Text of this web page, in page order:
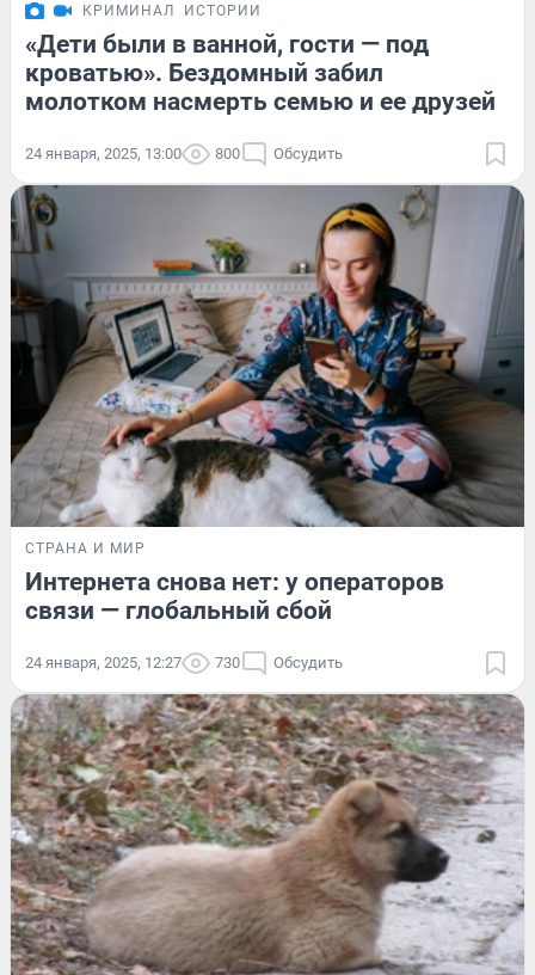
КРИМИНАЛ ИСТОРИИ
«Дети были в ванной, гости — под
кроватью». Бездомный забил
молотком насмерть семью и ее друзей
24 января, 2025, 13:00 800 Обсудить
СТРАНА И МИР
Интернета снова нет: у операторов
связи — глобальный сбой
24 января, 2025, 12:27 730 Обсудить